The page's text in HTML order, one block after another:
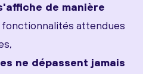
de manière
fonctionnalités attendues
ne dépassent jamais